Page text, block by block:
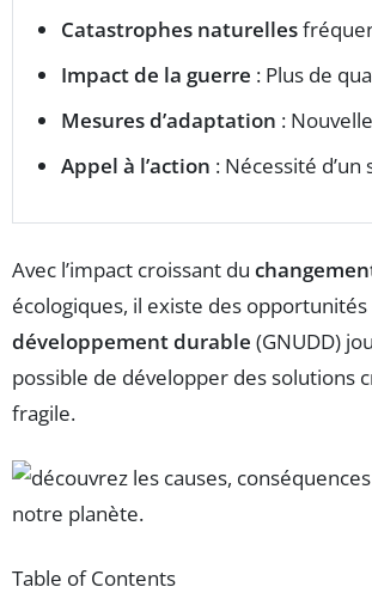
Catastrophes naturelles
Impact de la guerre : Plus de
Mesures d’adaptation :
Appel à l’action : Nécessité
Avec l’impact croissant du
écologiques, il existe des
développement durable (GNUDD)
possible de développer des solutions
fragile.
Table of Contents